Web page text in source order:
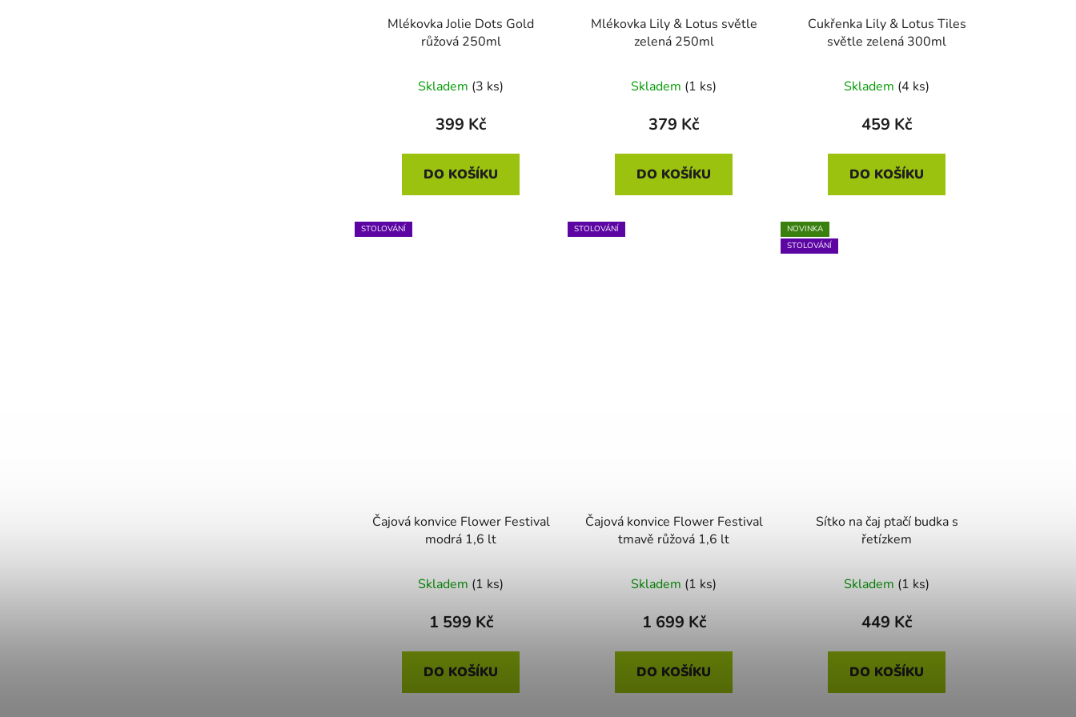
Mlékovka Jolie Dots Gold
růžová 250ml
Skladem (3 ks)
399 Kč
DO KOŠÍKU
Mlékovka Lily & Lotus světle
zelená 250ml
Skladem (1 ks)
379 Kč
DO KOŠÍKU
Cukřenka Lily & Lotus Tiles
světle zelená 300ml
Skladem (4 ks)
459 Kč
DO KOŠÍKU
STOLOVÁNÍ
Čajová konvice Flower Festival
modrá 1,6 lt
Skladem (1 ks)
1 599 Kč
DO KOŠÍKU
STOLOVÁNÍ
Čajová konvice Flower Festival
tmavě růžová 1,6 lt
Skladem (1 ks)
1 699 Kč
DO KOŠÍKU
NOVINKA
STOLOVÁNÍ
Sítko na čaj ptačí budka s
řetízkem
Skladem (1 ks)
449 Kč
DO KOŠÍKU